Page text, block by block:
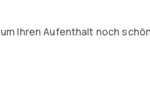
Ihren Aufenthalt noch